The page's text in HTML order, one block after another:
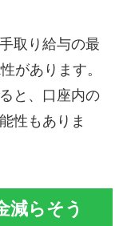
取り給与の最
があります。
と、口座内の
性もありま
減らそう